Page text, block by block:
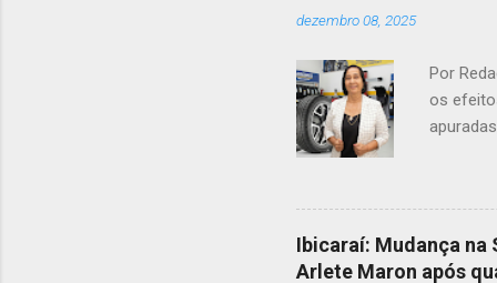
dezembro 08, 2025
Por
os
sido
valor de
atual
Ibicaraí: Mudança na
Arlete Maron após